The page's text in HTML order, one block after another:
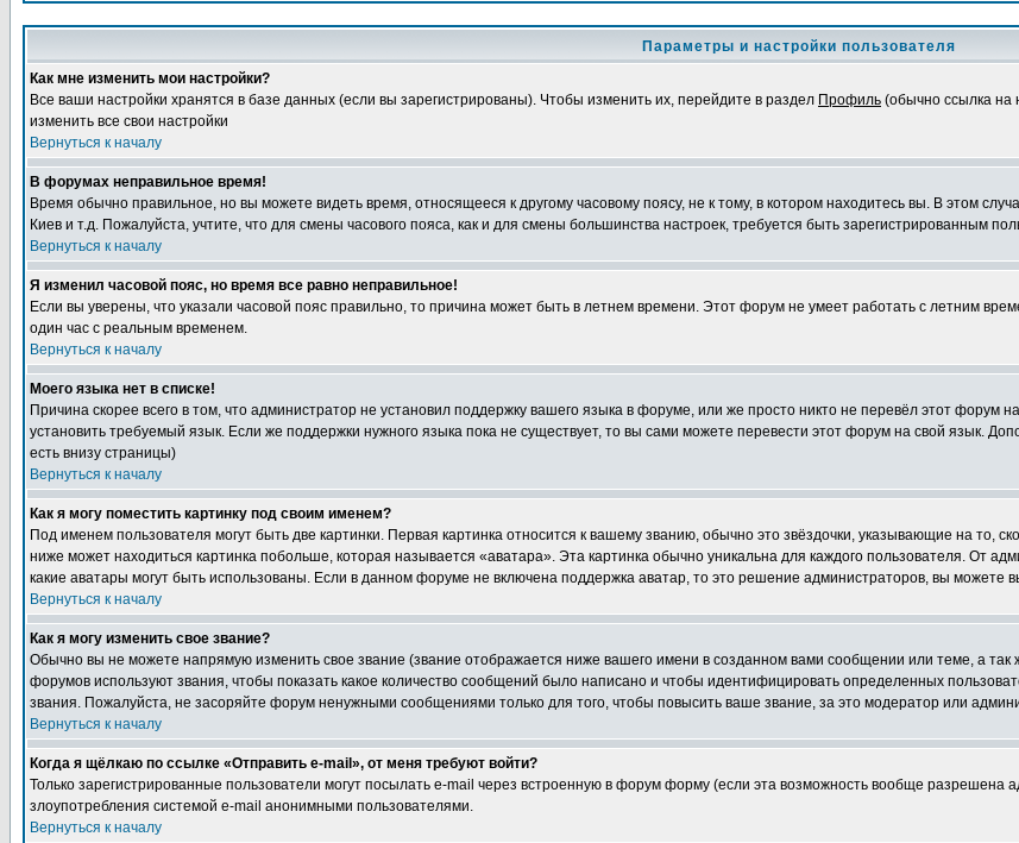
Параметры и настройки пользователя
Как мне изменить мои настройки?
Все ваши настройки хранятся в базе данных (если вы зарегистрированы). Чтобы изменить их, перейдите в раздел Профиль (обычно ссылка на
изменить все свои настройки
Вернуться к началу
В форумах неправильное время!
Время обычно правильное, но вы можете видеть время, относящееся к другому часовому поясу, не к тому, в котором находитесь вы. В этом
Киев и т.д. Пожалуйста, учтите, что для смены часового пояса, как и для смены большинства настроек, требуется быть зарегистрированным
Вернуться к началу
Я изменил часовой пояс, но время все равно неправильное!
Если вы уверены, что указали часовой пояс правильно, то причина может быть в летнем времени. Этот форум не умеет работать с летним
один час с реальным временем.
Вернуться к началу
Моего языка нет в списке!
Причина скорее всего в том, что администратор не установил поддержку вашего языка в форуме, или же просто никто не перевёл этот
установить требуемый язык. Если же поддержки нужного языка пока не существует, то вы сами можете перевести этот форум на свой язык.
есть внизу страницы)
Вернуться к началу
Как я могу поместить картинку под своим именем?
Под именем пользователя могут быть две картинки. Первая картинка относится к вашему званию, обычно это звёздочки, указывающие на то,
ниже может находиться картинка побольше, которая называется «аватара». Эта картинка обычно уникальна для каждого пользователя. От
какие аватары могут быть использованы. Если в данном форуме не включена поддержка аватар, то это решение администраторов, вы можете
Вернуться к началу
Как я могу изменить свое звание?
Обычно вы не можете напрямую изменить свое звание (звание отображается ниже вашего имени в созданном вами сообщении или теме, а
форумов используют звания, чтобы показать какое количество сообщений было написано и чтобы идентифицировать определенных
звания. Пожалуйста, не засоряйте форум ненужными сообщениями только для того, чтобы повысить ваше звание, за это модератор или
Вернуться к началу
Когда я щёлкаю по ссылке «Отправить e-mail», от меня требуют войти?
Только зарегистрированные пользователи могут посылать e-mail через встроенную в форум форму (если эта возможность вообще разрешена
злоупотребления системой e-mail анонимными пользователями.
Вернуться к началу